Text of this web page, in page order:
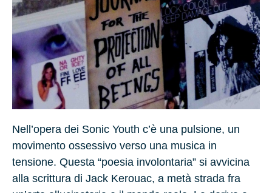
Nell’opera dei Sonic Youth c’è una pulsione, un
movimento ossessivo verso una musica in
tensione. Questa “poesia involontaria” si avvicina
alla scrittura di Jack Kerouac, a metà strada fra